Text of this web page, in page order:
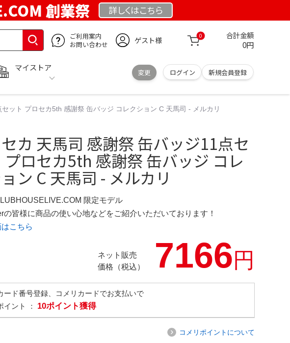
創業祭 詳しくはこちら
ご利用案内
お問い合わせ
ゲスト様 0 合計金額
0円
マイストア
変更 ログイン 新規会員登録
ット プロセカ5th 感謝祭 缶バッジ コレクション C 天馬司 - メルカリ
カ 天馬司 感謝祭 缶バッジ11点セ
プロセカ5th 感謝祭 缶バッジ コレ
ン C 天馬司 - メルカリ
限定モデル
の皆様に商品の使い心地などをご紹介いただいております！
こちら
ネット販売
価格（税込）
7166円
ード番号登録、コメリカードでお支払いで
イント ： 10ポイント獲得
コメリポイントについて